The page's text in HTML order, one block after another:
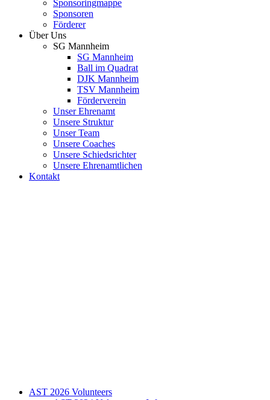
Sponsoringmappe
Sponsoren
Förderer
Über Uns
SG Mannheim
SG Mannheim
Ball im Quadrat
DJK Mannheim
TSV Mannheim
Förderverein
Unser Ehrenamt
Unsere Struktur
Unser Team
Unsere Coaches
Unsere Schiedsrichter
Unsere Ehrenamtlichen
Kontakt
AST 2026 Volunteers